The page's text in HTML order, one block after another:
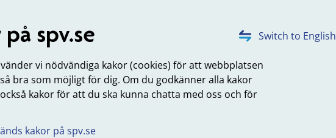
Switch to English
spv.se
vi nödvändiga kakor (cookies) för att webbplatsen
bra som möjligt för dig. Om du godkänner alla kakor
kakor för att du ska kunna chatta med oss och för
kakor på spv.se
som kan liknas med ett webbmöte, där vi är få
kan vi diskutera enskilda ärenden.
accepterar vi inte:
om etnisk tillhörighet, kön, sexuell läggning, politisk
religiös tillhörighet om de saknar relevans i sammanhanget.
främlingsfientliga eller sexistiska yttranden eller budskap.